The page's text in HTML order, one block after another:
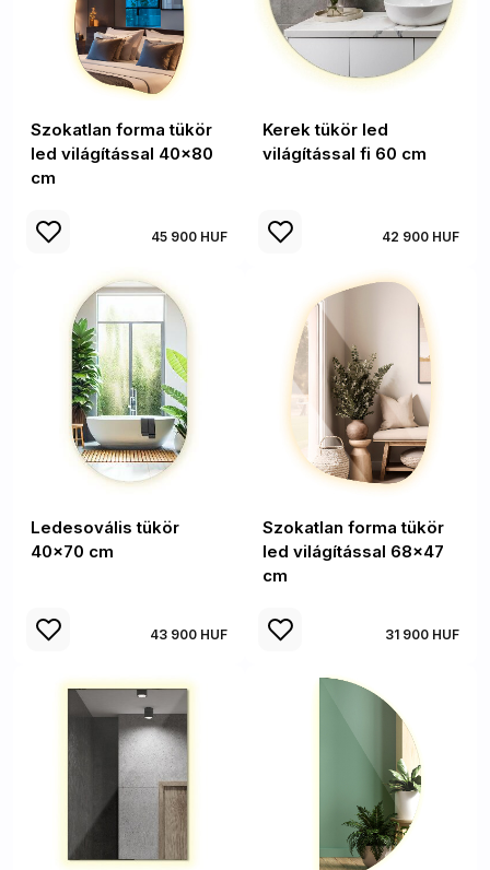
Szokatlan forma tükör
led világítással 40x80
cm
45 900 HUF
Kerek tükör led
világítással fi 60 cm
42 900 HUF
Ledesovális tükör
40x70 cm
43 900 HUF
Szokatlan forma tükör
led világítással 68x47
cm
31 900 HUF